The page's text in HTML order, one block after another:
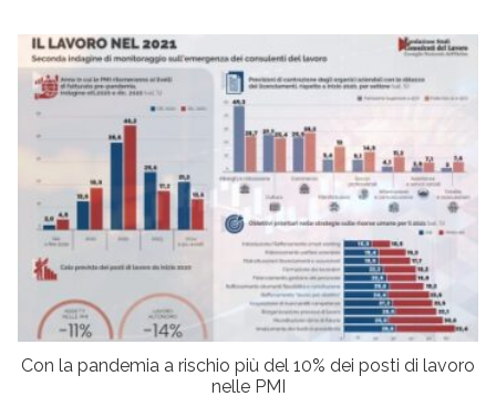
Con la pandemia a rischio più del 10% dei posti di lavoro
nelle PMI